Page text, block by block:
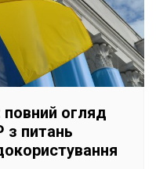
огляд
з питань